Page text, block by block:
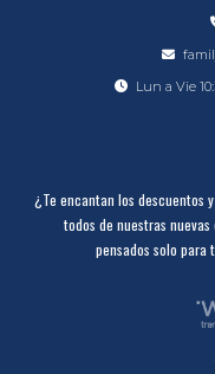
Lun a Vie
¿Te encantan los descuentos
todos de nuestras
pensados solo para